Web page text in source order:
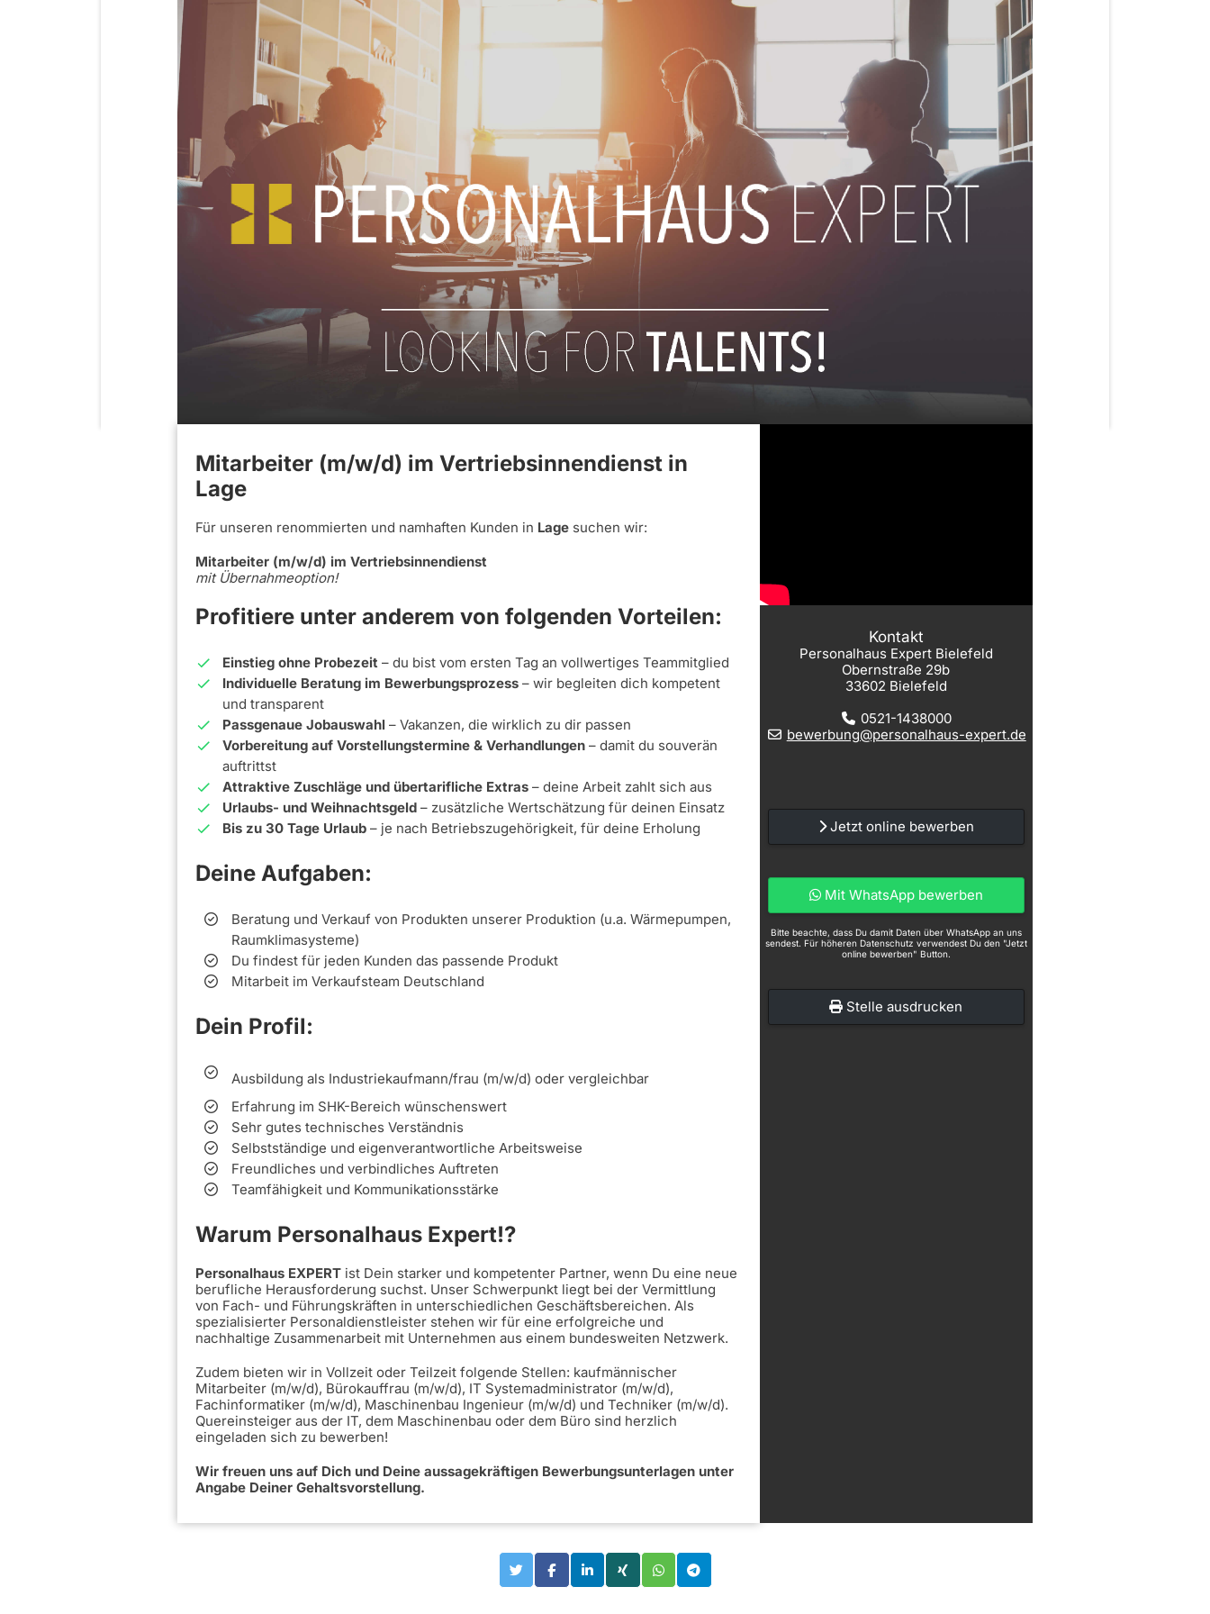
Mitarbeiter (m/w/d) im Vertriebsinnendienst in
Lage
Für unseren renommierten und namhaften Kunden in Lage suchen wir:
Mitarbeiter (m/w/d) im Vertriebsinnendienst
mit Übernahmeoption!
Profitiere unter anderem von folgenden Vorteilen:
Einstieg ohne Probezeit – du bist vom ersten Tag an vollwertiges Teammitglied
Individuelle Beratung im Bewerbungsprozess – wir begleiten dich kompetent
und transparent
Passgenaue Jobauswahl – Vakanzen, die wirklich zu dir passen
Vorbereitung auf Vorstellungstermine & Verhandlungen – damit du souverän
auftrittst
Attraktive Zuschläge und übertarifliche Extras – deine Arbeit zahlt sich aus
Urlaubs- und Weihnachtsgeld – zusätzliche Wertschätzung für deinen Einsatz
Bis zu 30 Tage Urlaub – je nach Betriebszugehörigkeit, für deine Erholung
Deine Aufgaben:
Beratung und Verkauf von Produkten unserer Produktion (u.a. Wärmepumpen,
Raumklimasysteme)
Du findest für jeden Kunden das passende Produkt
Mitarbeit im Verkaufsteam Deutschland
Dein Profil:
Ausbildung als Industriekaufmann/frau (m/w/d) oder vergleichbar
Erfahrung im SHK-Bereich wünschenswert
Sehr gutes technisches Verständnis
Selbstständige und eigenverantwortliche Arbeitsweise
Freundliches und verbindliches Auftreten
Teamfähigkeit und Kommunikationsstärke
Warum Personalhaus Expert!?
Personalhaus EXPERT ist Dein starker und kompetenter Partner, wenn Du eine neue
berufliche Herausforderung suchst. Unser Schwerpunkt liegt bei der Vermittlung
von Fach- und Führungskräften in unterschiedlichen Geschäftsbereichen. Als
spezialisierter Personaldienstleister stehen wir für eine erfolgreiche und
nachhaltige Zusammenarbeit mit Unternehmen aus einem bundesweiten Netzwerk.
Zudem bieten wir in Vollzeit oder Teilzeit folgende Stellen: kaufmännischer
Mitarbeiter (m/w/d), Bürokauffrau (m/w/d), IT Systemadministrator (m/w/d),
Fachinformatiker (m/w/d), Maschinenbau Ingenieur (m/w/d) und Techniker (m/w/d).
Quereinsteiger aus der IT, dem Maschinenbau oder dem Büro sind herzlich
eingeladen sich zu bewerben!
Wir freuen uns auf Dich und Deine aussagekräftigen Bewerbungsunterlagen unter
Angabe Deiner Gehaltsvorstellung.
Kontakt
Personalhaus Expert Bielefeld
Obernstraße 29b
33602 Bielefeld
0521-1438000
bewerbung@personalhaus-expert.de
Jetzt online bewerben
Mit WhatsApp bewerben
Bitte beachte, dass Du damit Daten über WhatsApp an uns
sendest. Für höheren Datenschutz verwendest Du den "Jetzt
online bewerben" Button.
Stelle ausdrucken